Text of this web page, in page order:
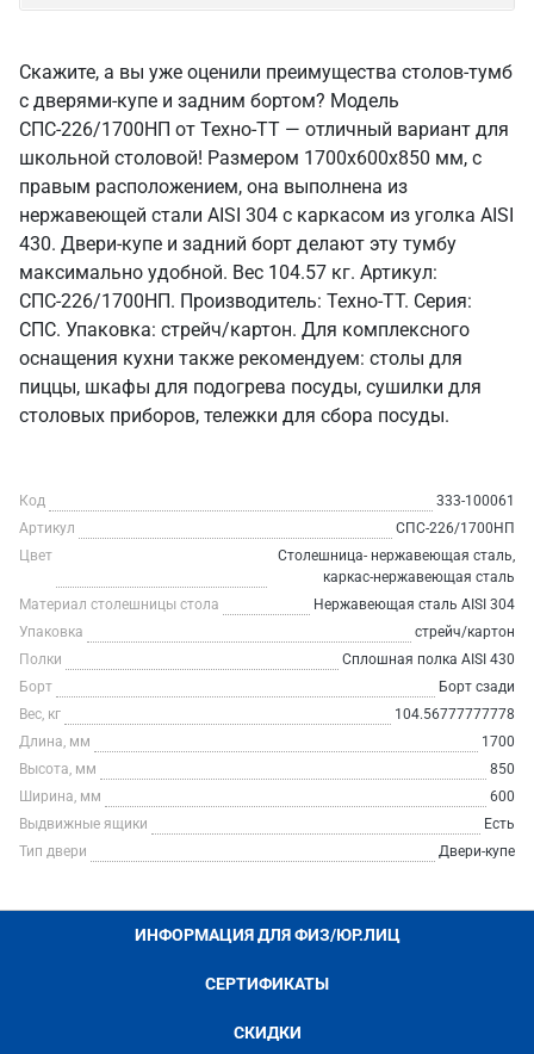
Скажите, а вы уже оценили преимущества столов-тумб
с дверями-купе и задним бортом? Модель
СПС-226/1700НП от Техно-ТТ — отличный вариант для
школьной столовой! Размером 1700x600x850 мм, с
правым расположением, она выполнена из
нержавеющей стали AISI 304 с каркасом из уголка AISI
430. Двери-купе и задний борт делают эту тумбу
максимально удобной. Вес 104.57 кг. Артикул:
СПС-226/1700НП. Производитель: Техно-ТТ. Серия:
СПС. Упаковка: стрейч/картон. Для комплексного
оснащения кухни также рекомендуем: столы для
пиццы, шкафы для подогрева посуды, сушилки для
столовых приборов, тележки для сбора посуды.
Код
333-100061
Артикул
СПС-226/1700НП
Цвет
Столешница- нержавеющая сталь,
каркас-нержавеющая сталь
Материал столешницы стола
Нержавеющая сталь AISI 304
Упаковка
стрейч/картон
Полки
Сплошная полка AISI 430
Борт
Борт сзади
Вес, кг
104.56777777778
Длина, мм
1700
Высота, мм
850
Ширина, мм
600
Выдвижные ящики
Есть
Тип двери
Двери-купе
ИНФОРМАЦИЯ ДЛЯ ФИЗ/ЮР.ЛИЦ
СЕРТИФИКАТЫ
СКИДКИ